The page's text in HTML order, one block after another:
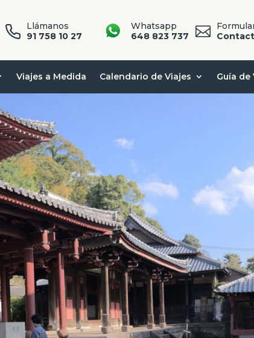
Llámanos
91 758 10 27
Whatsapp
648 823 737

Viajes a Medida Calendario de Viajes Guía de